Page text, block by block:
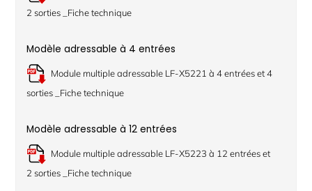
2 sorties _Fiche technique
Modèle adressable à 4 entrées
Module multiple adressable LF-X5221 à 4 entrées et 4
sorties _Fiche technique
Modèle adressable à 12 entrées
Module multiple adressable LF-X5223 à 12 entrées et
2 sorties _Fiche technique